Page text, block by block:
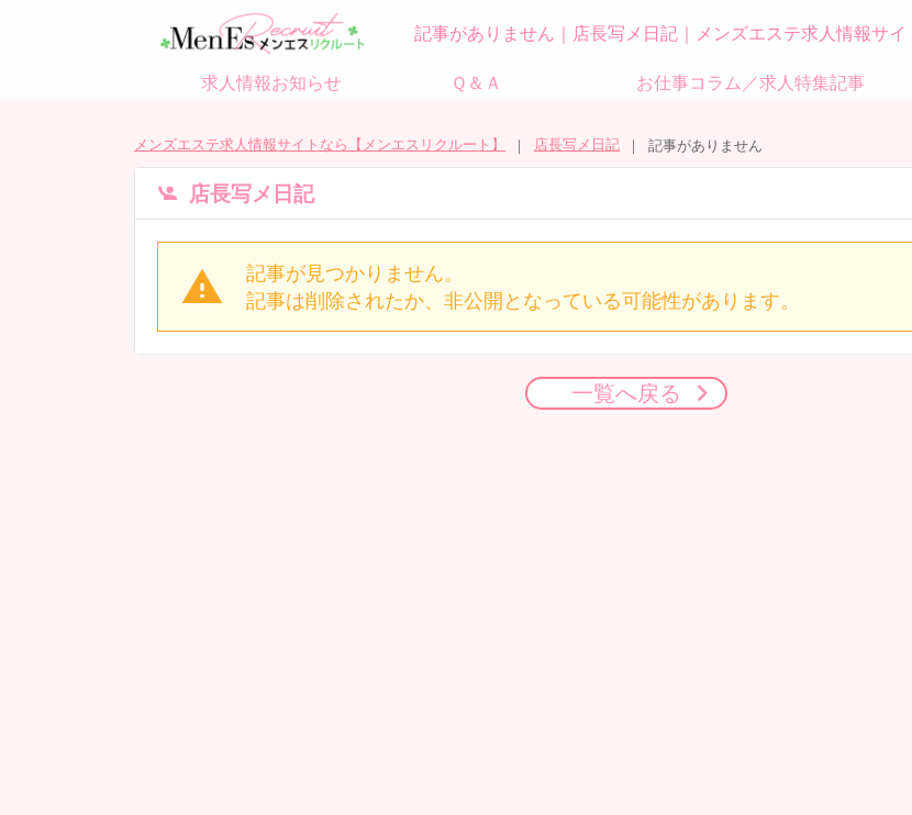
記事がありません｜店長写メ日記｜メンズエステ求人情報サイ
求人情報お知らせ Ｑ＆Ａ お仕事コラム／求人特集記事
メンズエステ求人情報サイトなら【メンエスリクルート】 店長写メ日記 記事がありません
店長写メ日記
記事が見つかりません。
記事は削除されたか、非公開となっている可能性があります。
一覧へ戻る